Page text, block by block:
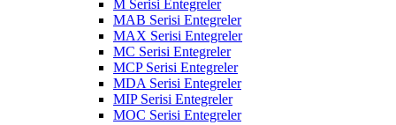
M Serisi Entegreler
MAB Serisi Entegreler
MAX Serisi Entegreler
MC Serisi Entegreler
MCP Serisi Entegreler
MDA Serisi Entegreler
MIP Serisi Entegreler
MOC Serisi Entegreler